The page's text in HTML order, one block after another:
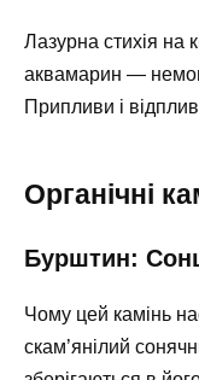
Лазурна стихія на
аквамарин —
Припливи і
Органічні
Бурштин:
Чому цей камінь
скам’янілий